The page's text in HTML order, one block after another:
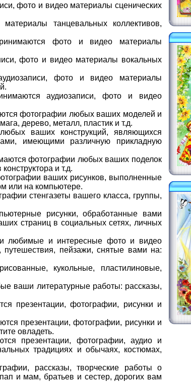
фото и видео материалы сценических
танцевальных коллективов,
фото и видео материалы
фото и видео материалы вокальных
фото и видео материалы
аудиозаписи, фото и видео
фотографии любых ваших моделей и
дерево, металл, пластик и т.д.
ваших конструкций, являющихся
имеющими различную прикладную
фотографии любых ваших поделок
и т.д.
ваших рисунков, выполненные
или на компьютере.
стенгазеты вашего класса, группы,
рисунки, обработанные вами
страниц в социальных сетях, личных
любимые и интересные фото и видео
пейзажи, снятые вами на:
кукольные, пластилиновые,
ваши литературные работы: рассказы,
презентации, фотографии, рисунки и
презентации, фотографии, рисунки и
овладеть.
презентации, фотографии, аудио и
традициях и обычаях, костюмах,
рассказы, творческие работы о
и мам, братьев и сестер, дорогих вам